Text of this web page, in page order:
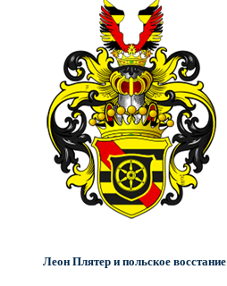
Леон Плятер и польское восстание